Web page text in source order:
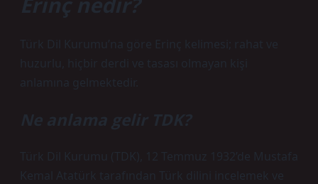
Türk Dil Kurumu’na göre Erinç kelimesi; rahat ve
huzurlu, hiçbir derdi ve tasası olmayan kişi
anlamına gelmektedir.
Ne anlama gelir TDK?
Türk Dil Kurumu (TDK), 12 Temmuz 1932’de Mustafa
Kemal Atatürk tarafından Türk dilini incelemek ve